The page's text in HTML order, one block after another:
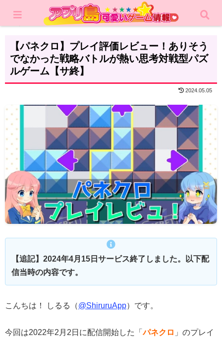
レビュー パズル
【パネクロ】プレイ評価レビュー！ありそう
でなかった戦略バトルが熱い思考対戦型パズ
ルゲーム【サ終】
2024.05.05
【追記】2024年4月15日サービス終了しました。以下配
信当時の内容です。
こんちは！ しるる（@ShiruruApp）です。
今回は2022年2月2日に配信開始した「パネクロ 」のプレイ